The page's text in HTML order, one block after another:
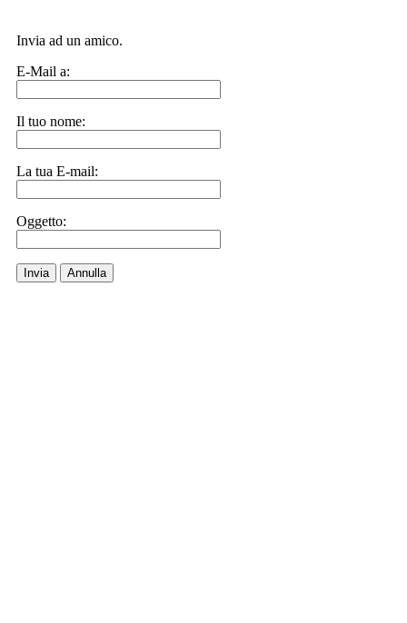
Invia ad un amico.
E-Mail a:
Il tuo nome:
La tua E-mail:
Oggetto:
Invia Annulla